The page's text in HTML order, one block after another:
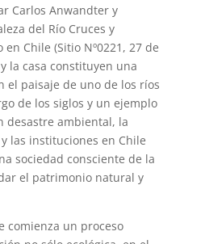
Carlos Anwandter y
del Río Cruces y
Chile (Sitio Nº0221, 27 de
la casa constituyen una
el paisaje de uno de los ríos
de los siglos y un ejemplo
desastre ambiental, la
las instituciones en Chile
sociedad consciente de la
el patrimonio natural y
comienza un proceso